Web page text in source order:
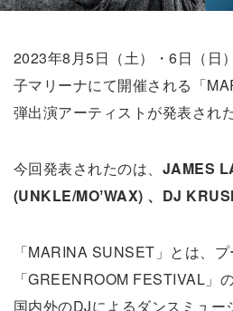
2023年8月5日（土）・6日（日
子マリーナにて開催される「
弾出演アーティストが発表された
今回発表されたのは、 JAMES
(UNKLE/MOʼWAX) 、DJ
「MARINA SUNSET」とは、
「GREENROOM FESTIVAL」
国内外のDJによるダンスミュー